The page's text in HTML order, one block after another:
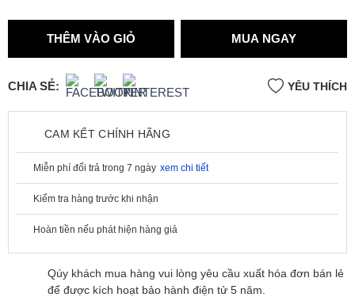
THÊM VÀO GIỎ MUA NGAY
CHIA SẺ: YÊU THÍCH
CAM KẾT CHÍNH HÃNG
Miễn phí đổi trả trong 7 ngày xem chi tiết
Kiểm tra hàng trước khi nhận
Hoàn tiền nếu phát hiện hàng giả
Qúy khách mua hàng vui lòng yêu cầu xuất hóa đơn bán lẻ
để được kích hoạt bảo hành điện tử 5 năm.